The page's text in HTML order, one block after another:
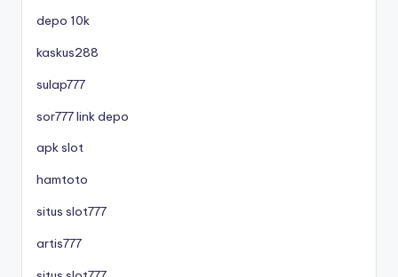
depo 10k
kaskus288
sulap777
sor777 link depo
apk slot
hamtoto
situs slot777
artis777